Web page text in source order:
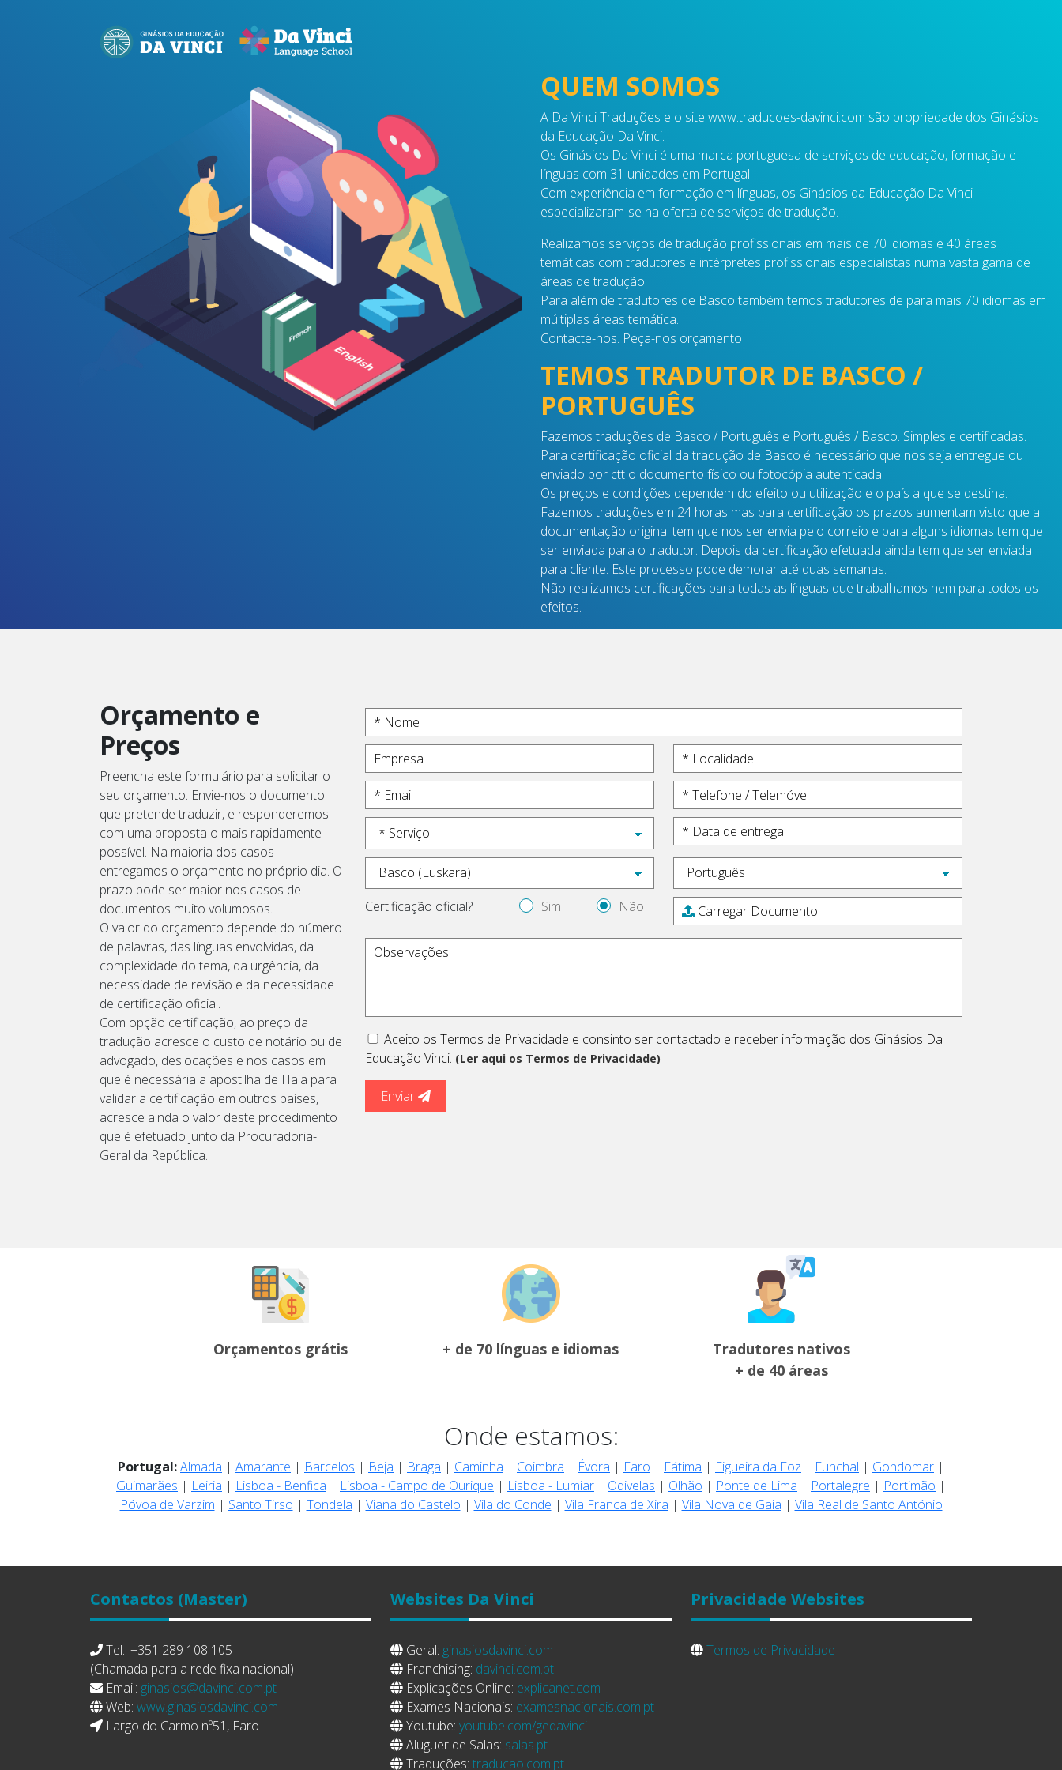
QUEM SOMOS
A Da Vinci Traduções e o site www.traducoes-davinci.com são propriedade dos Ginásios
da Educação Da Vinci.
Os Ginásios Da Vinci é uma marca portuguesa de serviços de educação, formação e
línguas com 31 unidades em Portugal.
Com experiência em formação em línguas, os Ginásios da Educação Da Vinci
especializaram-se na oferta de serviços de tradução.
Realizamos serviços de tradução profissionais em mais de 70 idiomas e 40 áreas
temáticas com tradutores e intérpretes profissionais especialistas numa vasta gama de
áreas de tradução.
Para além de tradutores de Basco também temos tradutores de para mais 70 idiomas em
múltiplas áreas temática.
Contacte-nos. Peça-nos orçamento
TEMOS TRADUTOR DE BASCO /
PORTUGUÊS
Fazemos traduções de Basco / Português e Português / Basco. Simples e certificadas.
Para certificação oficial da tradução de Basco é necessário que nos seja entregue ou
enviado por ctt o documento físico ou fotocópia autenticada.
Os preços e condições dependem do efeito ou utilização e o país a que se destina.
Fazemos traduções em 24 horas mas para certificação os prazos aumentam visto que a
documentação original tem que nos ser envia pelo correio e para alguns idiomas tem que
ser enviada para o tradutor. Depois da certificação efetuada ainda tem que ser enviada
para cliente. Este processo pode demorar até duas semanas.
Não realizamos certificações para todas as línguas que trabalhamos nem para todos os
efeitos.
Orçamento e
Preços
Preencha este formulário para solicitar o
seu orçamento. Envie-nos o documento
que pretende traduzir, e responderemos
com uma proposta o mais rapidamente
possível. Na maioria dos casos
entregamos o orçamento no próprio dia. O
prazo pode ser maior nos casos de
documentos muito volumosos.
O valor do orçamento depende do número
de palavras, das línguas envolvidas, da
complexidade do tema, da urgência, da
necessidade de revisão e da necessidade
de certificação oficial.
Com opção certificação, ao preço da
tradução acresce o custo de notário ou de
advogado, deslocações e nos casos em
que é necessária a apostilha de Haia para
validar a certificação em outros países,
acresce ainda o valor deste procedimento
que é efetuado junto da Procuradoria-
Geral da República.
Certificação oficial? Sim Não Carregar Documento
Aceito os Termos de Privacidade e consinto ser contactado e receber informação dos Ginásios Da
Educação Vinci. (Ler aqui os Termos de Privacidade)
Enviar
Orçamentos grátis + de 70 línguas e idiomas
Tradutores nativos
+ de 40 áreas
Onde estamos:
Portugal:Almada | Amarante | Barcelos | Beja | Braga | Caminha | Coimbra | Évora | Faro | Fátima | Figueira da Foz | Funchal | Gondomar |
Guimarães | Leiria | Lisboa - Benfica | Lisboa - Campo de Ourique | Lisboa - Lumiar | Odivelas | Olhão | Ponte de Lima | Portalegre | Portimão |
Póvoa de Varzim | Santo Tirso | Tondela | Viana do Castelo | Vila do Conde | Vila Franca de Xira | Vila Nova de Gaia | Vila Real de Santo António
Contactos (Master)
Tel.: +351 289 108 105
(Chamada para a rede fixa nacional)
Email: ginasios@davinci.com.pt
Web: www.ginasiosdavinci.com
Largo do Carmo nº51, Faro
Websites Da Vinci
Geral: ginasiosdavinci.com
Franchising: davinci.com.pt
Explicações Online: explicanet.com
Exames Nacionais: examesnacionais.com.pt
Youtube: youtube.com/gedavinci
Aluguer de Salas: salas.pt
Traduções: traducao.com.pt
Privacidade Websites
Termos de Privacidade